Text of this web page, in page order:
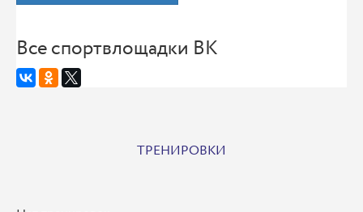
Все спортвлощадки ВК
ТРЕНИРОВКИ